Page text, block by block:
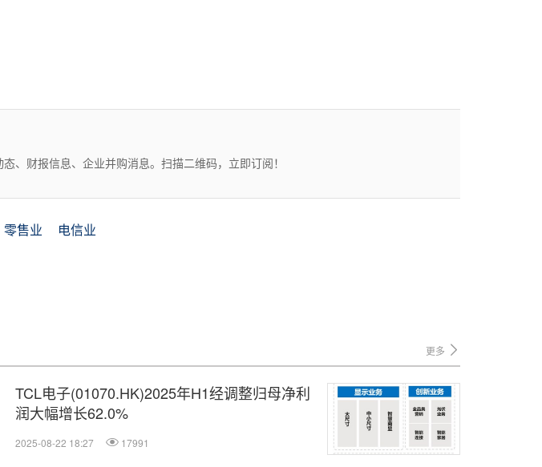
、财报信息、企业并购消息。扫描二维码，立即订阅！
零售业 电信业
更多
TCL电子(01070.HK)2025年H1经调整归母净利
润大幅增长62.0%
2025-08-22 18:27 17991